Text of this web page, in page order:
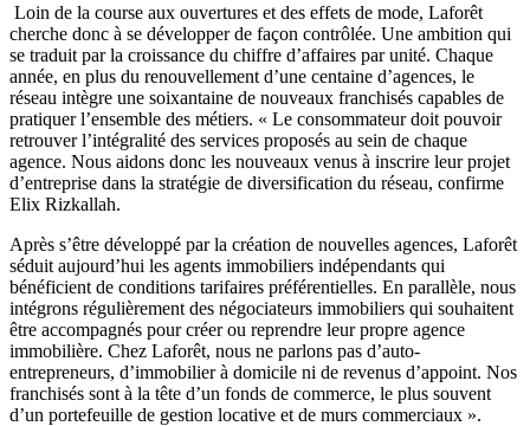
Loin de la course aux ouvertures et des effets de mode, Laforêt
cherche donc à se développer de façon contrôlée. Une ambition qui
se traduit par la croissance du chiffre d’affaires par unité. Chaque
année, en plus du renouvellement d’une centaine d’agences, le
réseau intègre une soixantaine de nouveaux franchisés capables de
pratiquer l’ensemble des métiers. « Le consommateur doit pouvoir
retrouver l’intégralité des services proposés au sein de chaque
agence. Nous aidons donc les nouveaux venus à inscrire leur projet
d’entreprise dans la stratégie de diversification du réseau, confirme
Elix Rizkallah.
Après s’être développé par la création de nouvelles agences, Laforêt
séduit aujourd’hui les agents immobiliers indépendants qui
bénéficient de conditions tarifaires préférentielles. En parallèle, nous
intégrons régulièrement des négociateurs immobiliers qui souhaitent
être accompagnés pour créer ou reprendre leur propre agence
immobilière. Chez Laforêt, nous ne parlons pas d’auto-
entrepreneurs, d’immobilier à domicile ni de revenus d’appoint. Nos
franchisés sont à la tête d’un fonds de commerce, le plus souvent
d’un portefeuille de gestion locative et de murs commerciaux ».